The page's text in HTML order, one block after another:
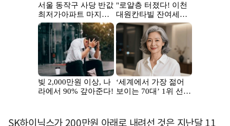
SK하이닉스가 200만원 아래로 내려선 것은 지난달 11